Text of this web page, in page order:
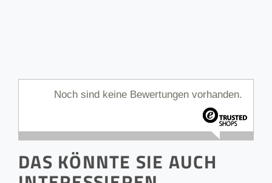
Noch sind keine Bewertungen vorhanden.
DAS KÖNNTE SIE AUCH